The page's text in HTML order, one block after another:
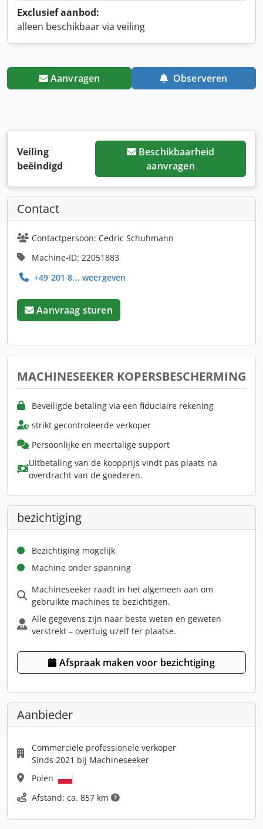
Exclusief aanbod:
alleen beschikbaar via veiling
Aanvragen Observeren
Veiling
beëindigd
Beschikbaarheid
aanvragen
Contact
Contactpersoon: Cedric Schuhmann
Machine-ID: 22051883
+49 201 8... weergeven
Aanvraag sturen
MACHINESEEKER KOPERSBESCHERMING
Beveiligde betaling via een fiduciaire rekening
strikt gecontroleerde verkoper
Persoonlijke en meertalige support
Uitbetaling van de koopprijs vindt pas plaats na
overdracht van de goederen.
bezichtiging
Bezichtiging mogelijk
Machine onder spanning
Machineseeker raadt in het algemeen aan om
gebruikte machines te bezichtigen.
Alle gegevens zijn naar beste weten en geweten
verstrekt – overtuig uzelf ter plaatse.
Afspraak maken voor bezichtiging
Aanbieder
Commerciële professionele verkoper
Sinds 2021 bij Machineseeker
Polen
Afstand: ca. 857 km